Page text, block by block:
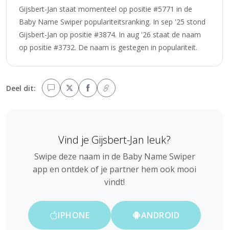
Gijsbert-Jan staat momenteel op positie #5771 in de
Baby Name Swiper populariteitsranking. In sep '25 stond
Gijsbert-Jan op positie #3874. In aug '26 staat de naam
op positie #3732. De naam is gestegen in populariteit.
Deel dit:
Vind je Gijsbert-Jan leuk?
Swipe deze naam in de Baby Name Swiper
app en ontdek of je partner hem ook mooi
vindt!
IPHONE ANDROID